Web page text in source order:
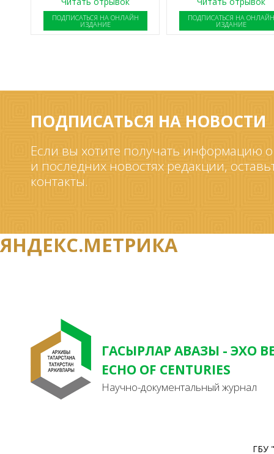
ПОДПИСАТЬСЯ НА ОНЛАЙН
ИЗДАНИЕ
ПОДПИСАТЬСЯ НА
ИЗДАНИЕ
ПОДПИСАТЬСЯ НА НОВОСТИ
Если вы хотите получать информацию
и последних новостях редакции,
контакты.
ЯНДЕКС.МЕТРИКА
ГАСЫРЛАР АВАЗЫ - ЭХО
ECHO OF CENTURIES
Научно-документальный журнал
ГБУ